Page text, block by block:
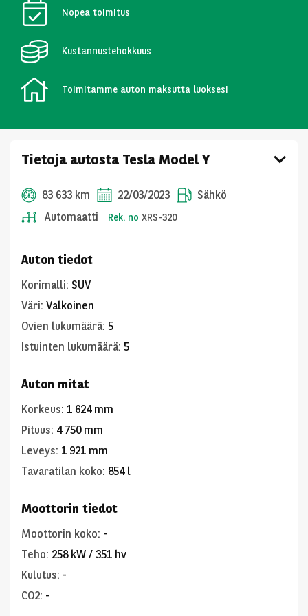
Nopea toimitus
Kustannustehokkuus
Toimitamme auton maksutta luoksesi
Tietoja autosta Tesla Model Y
83 633 km 22/03/2023
Sähkö
Automaatti
Rek. no XRS-320
Auton tiedot
Korimalli: SUV
Väri: Valkoinen
Ovien lukumäärä: 5
Istuinten lukumäärä: 5
Auton mitat
Korkeus: 1 624 mm
Pituus: 4 750 mm
Leveys: 1 921 mm
Tavaratilan koko: 854 l
Moottorin tiedot
Moottorin koko: -
Teho: 258 kW / 351 hv
Kulutus: -
CO2: -